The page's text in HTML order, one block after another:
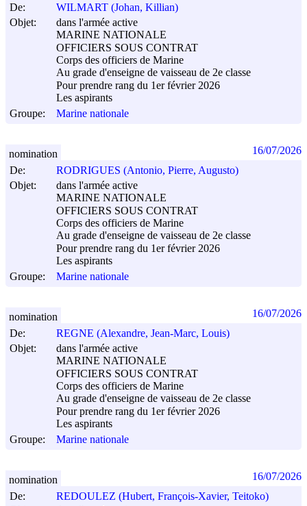
De:
WILMART (Johan, Killian)
Objet:
dans l'armée active
MARINE NATIONALE
OFFICIERS SOUS CONTRAT
Corps des officiers de Marine
Au grade d'enseigne de vaisseau de 2e classe
Pour prendre rang du 1er février 2026
Les aspirants
Groupe:
Marine nationale
De:
RODRIGUES (Antonio, Pierre, Augusto)
Objet:
dans l'armée active
MARINE NATIONALE
OFFICIERS SOUS CONTRAT
Corps des officiers de Marine
Au grade d'enseigne de vaisseau de 2e classe
Pour prendre rang du 1er février 2026
Les aspirants
Groupe:
Marine nationale
nomination 16/07/2026
De:
REGNE (Alexandre, Jean-Marc, Louis)
Objet:
dans l'armée active
MARINE NATIONALE
OFFICIERS SOUS CONTRAT
Corps des officiers de Marine
Au grade d'enseigne de vaisseau de 2e classe
Pour prendre rang du 1er février 2026
Les aspirants
Groupe:
Marine nationale
nomination 16/07/2026
De:
REDOULEZ (Hubert, François-Xavier, Teitoko)
nomination 16/07/2026